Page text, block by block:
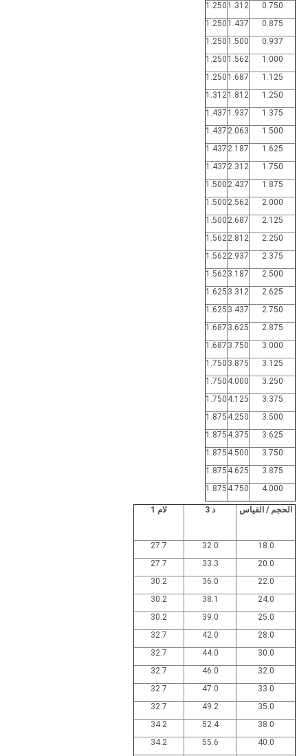
0.750
1.312
1.250
0.875
1.437
1.250
0.937
1.500
1.250
1.000
1.562
1.250
1.125
1.687
1.250
1.250
1.812
1.312
1.375
1.937
1.437
1.500
2.063
1.437
1.625
2.187
1.437
1.750
2.312
1.437
1.875
2.437
1.500
2.000
2.562
1.500
2.125
2.687
1.500
2.250
2.812
1.562
2.375
2.937
1.562
2.500
3.187
1.562
2.625
3.312
1.625
2.750
3.437
1.625
2.875
3.625
1.687
3.000
3.750
1.687
3.125
3.875
1.750
3.250
4.000
1.750
3.375
4.125
1.750
3.500
4.250
1.875
3.625
4.375
1.875
3.750
4.500
1.875
3.875
4.625
1.875
4.000
4.750
1.875
الحجم / القياس د 3 لام 1
18.0
32.0
27.7
20.0
33.3
27.7
22.0
36.0
30.2
24.0
38.1
30.2
25.0
39.0
30.2
28.0
42.0
32.7
30.0
44.0
32.7
32.0
46.0
32.7
33.0
47.0
32.7
35.0
49.2
32.7
38.0
52.4
34.2
40.0
55.6
34.2